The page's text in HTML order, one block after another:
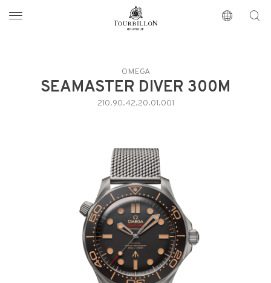
https://www.tourbillon.com/it
OMEGA
SEAMASTER DIVER 300M
210.90.42.20.01.001